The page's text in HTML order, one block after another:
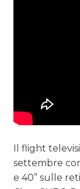
Il flight
settembre
e 40” sulle